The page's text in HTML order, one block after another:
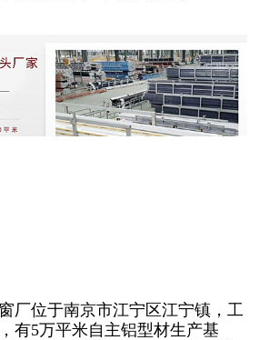
位于南京市江宁区江宁镇，工
有5万平米自主铝型材生产基